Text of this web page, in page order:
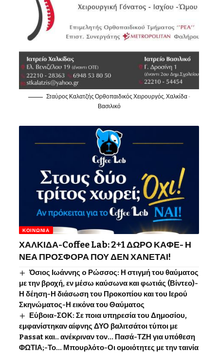
Σταύρος Καλατζής Ορθοπαιδικός Χειρουργός, Χαλκίδα -
Βασιλικό
ΚΟΙΝΩΝΊΑ
ΧΑΛΚΙΔΑ-Coffee Lab: 2+1 ΔΩΡΟ ΚΑΦΕ- Η
ΝΕΑ ΠΡΟΣΦΟΡΑ ΠΟΥ ΔΕΝ ΧΑΝΕΤΑΙ!
Όσιος Ιωάννης o Ρώσσος: Η στιγμή του θαύματος
με την βροχή, εν μέσω καύσωνα και φωτιάς (Βίντεο)-
Η δέηση-Η διάσωση του Προκοπίου και του Ιερού
Σκηνώματος-Η εικόνα του Θαύματος
Εύβοια-ΣΟΚ: Σε ποια υπηρεσία του Δημοσίου,
εμφανίστηκαν αίφνης ΔΥΟ βαλιτσάτοι τύποι με
Passat και.. ανέκριναν τον… Πασά-ΤΖΗ για υπόθεση
ΦΩΤΙΑ;-Το… Μπουρλότο-Οι ομοιότητες με την ταινία